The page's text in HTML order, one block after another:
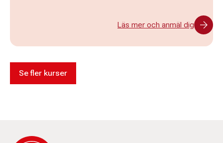
Läs mer och anmäl dig
Se fler kurser